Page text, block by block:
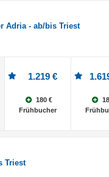
Adria - ab/bis Triest
1.219 €
180 €
Frühbucher
Triest